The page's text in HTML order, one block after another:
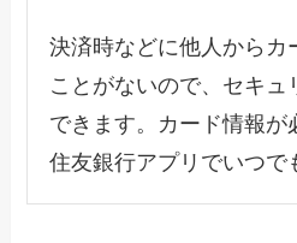
決済時などに他人からカ
ことがないので、セキュ
できます。カード情報が
住友銀行アプリでいつで